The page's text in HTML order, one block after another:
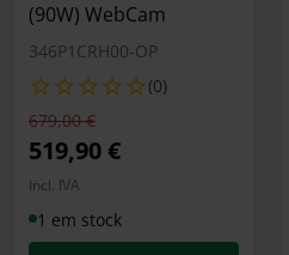
(90W) WebCam
346P1CRH00-OP
(0)
Preço reduzido de
679,00 €para
519,90 €
Incl. IVA
1 em stock